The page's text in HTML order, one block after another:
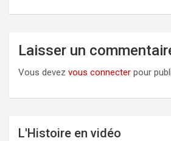
Laisser un
Vous devez vous connecter pour
L'Histoire en vidéo